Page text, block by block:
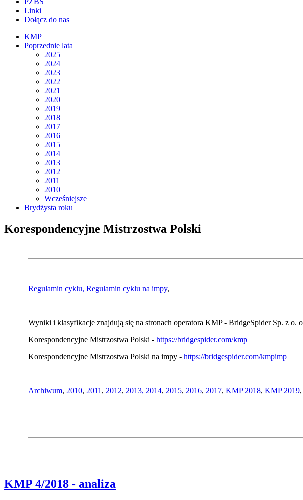
Linki
Dołącz do nas
KMP
Poprzednie lata
2025
2024
2023
2022
2021
2020
2019
2018
2017
2016
2015
2014
2013
2012
2011
2010
Wcześniejsze
Brydżysta roku
Korespondencyjne Mistrzostwa Polski
Regulamin cyklu, Regulamin cyklu na impy,
Wyniki i klasyfikacje znajdują się na stronach operatora KMP - BridgeSpider Sp. z o.
Korespondencyjne Mistrzostwa Polski - https://bridgespider.com/kmp
Korespondencyjne Mistrzostwa Polski na impy - https://bridgespider.com/kmpimp
Archiwum, 2010, 2011 , 2012, 2013, 2014, 2015, 2016, 2017, KMP 2018, KMP 2019,
KMP 4/2018 - analiza